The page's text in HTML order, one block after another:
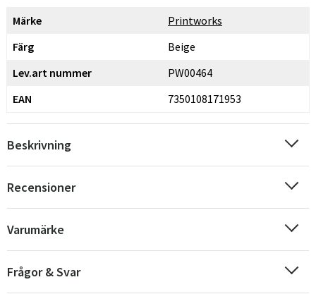
Märke
Printworks
Färg
Beige
Lev.art nummer
PW00464
EAN
7350108171953
Beskrivning
Recensioner
Varumärke
Frågor & Svar